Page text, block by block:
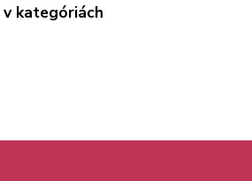
kategóriách